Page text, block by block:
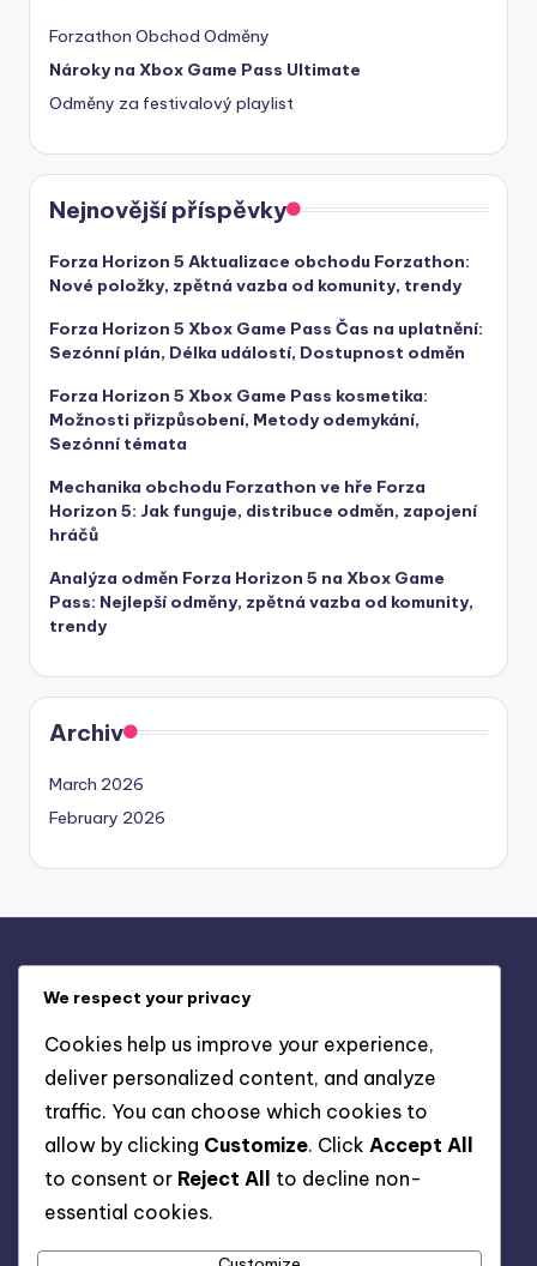
Forzathon Obchod Odměny
Nároky na Xbox Game Pass Ultimate
Odměny za festivalový playlist
Nejnovější příspěvky
Forza Horizon 5 Aktualizace obchodu Forzathon:
Nové položky, zpětná vazba od komunity, trendy
Forza Horizon 5 Xbox Game Pass Čas na uplatnění:
Sezónní plán, Délka událostí, Dostupnost odměn
Forza Horizon 5 Xbox Game Pass kosmetika:
Možnosti přizpůsobení, Metody odemykání,
Sezónní témata
Mechanika obchodu Forzathon ve hře Forza
Horizon 5: Jak funguje, distribuce odměn, zapojení
hráčů
Analýza odměn Forza Horizon 5 na Xbox Game
Pass: Nejlepší odměny, zpětná vazba od komunity,
trendy
Archiv
March 2026
February 2026
Zásady používání souborů cookie
Kontaktujte nás
Obchodní podmínky
Kdo jsme
We respect your privacy
Cookies help us improve your experience,
deliver personalized content, and analyze
traffic. You can choose which cookies to
allow by clicking Customize. Click Accept All
to consent or Reject All
to decline non-
essential cookies.